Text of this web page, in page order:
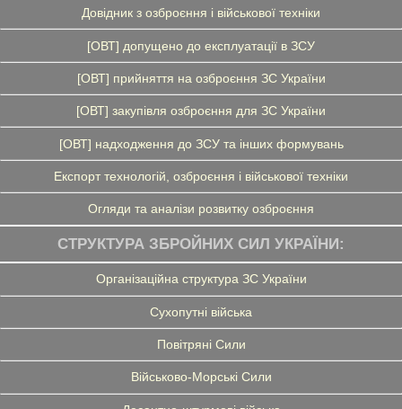
Довідник з озброєння і військової техніки
[ОВТ] допущено до експлуатації в ЗСУ
[ОВТ] прийняття на озброєння ЗС України
[ОВТ] закупівля озброєння для ЗС України
[ОВТ] надходження до ЗСУ та інших формувань
Експорт технологій, озброєння і військової техніки
Огляди та аналізи розвитку озброєння
СТРУКТУРА ЗБРОЙНИХ СИЛ УКРАЇНИ:
Організаційна структура ЗС України
Сухопутні війська
Повітряні Сили
Військово-Морські Сили